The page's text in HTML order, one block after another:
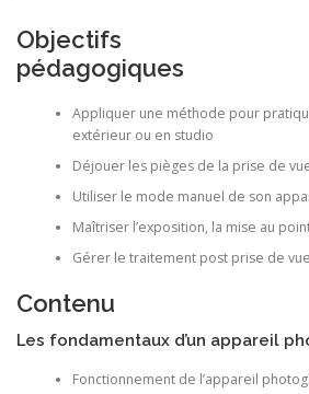
Objectifs
pédagogiques
Appliquer une méthode pour
extérieur ou en studio
Déjouer les pièges de la prise de
Utiliser le mode manuel de son
Maîtriser l’exposition, la mise au
Gérer le traitement post prise de vue
Contenu
Les fondamentaux d’un appareil
Fonctionnement de l’appareil